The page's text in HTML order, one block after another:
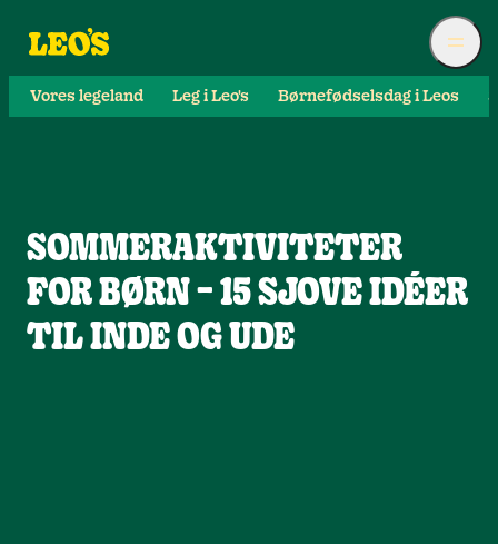
Vores legeland Leg i Leo's Børnefødselsdag i Leos
SOMMERAKTIVITETER
FOR BØRN – 15 SJOVE IDÉER
TIL INDE OG UDE